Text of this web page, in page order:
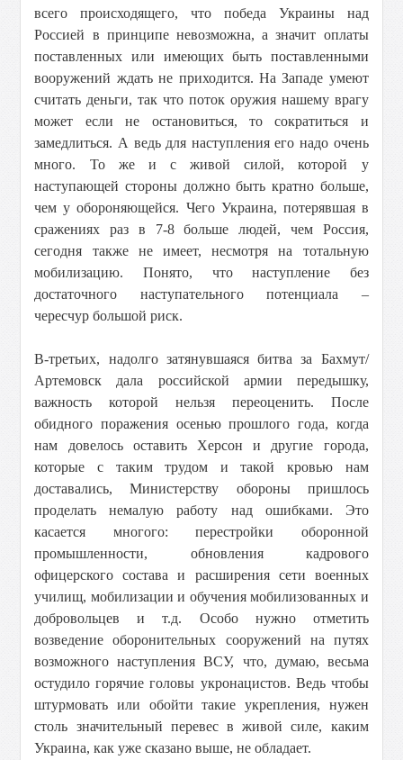
всего происходящего, что победа Украины над
Россией в принципе невозможна, а значит оплаты
поставленных или имеющих быть поставленными
вооружений ждать не приходится. На Западе умеют
считать деньги, так что поток оружия нашему врагу
может если не остановиться, то сократиться и
замедлиться. А ведь для наступления его надо очень
много. То же и с живой силой, которой у
наступающей стороны должно быть кратно больше,
чем у обороняющейся. Чего Украина, потерявшая в
сражениях раз в 7-8 больше людей, чем Россия,
сегодня также не имеет, несмотря на тотальную
мобилизацию. Понято, что наступление без
достаточного наступательного потенциала –
чересчур большой риск.
В-третьих, надолго затянувшаяся битва за Бахмут/
Артемовск дала российской армии передышку,
важность которой нельзя переоценить. После
обидного поражения осенью прошлого года, когда
нам довелось оставить Херсон и другие города,
которые с таким трудом и такой кровью нам
доставались, Министерству обороны пришлось
проделать немалую работу над ошибками. Это
касается многого: перестройки оборонной
промышленности, обновления кадрового
офицерского состава и расширения сети военных
училищ, мобилизации и обучения мобилизованных и
добровольцев и т.д. Особо нужно отметить
возведение оборонительных сооружений на путях
возможного наступления ВСУ, что, думаю, весьма
остудило горячие головы укронацистов. Ведь чтобы
штурмовать или обойти такие укрепления, нужен
столь значительный перевес в живой силе, каким
Украина, как уже сказано выше, не обладает.